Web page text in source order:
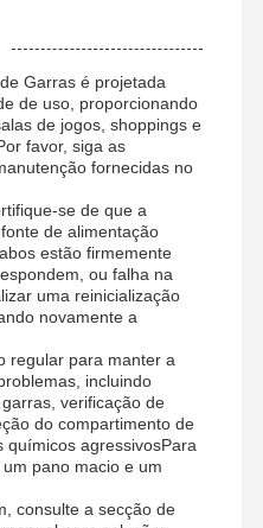
Garras é projetada
de uso, proporcionando
de jogos, shoppings e
favor, siga as
fornecidas no
se de que a
de alimentação
estão firmemente
ou falha na
uma reinicialização
novamente a
regular para manter a
incluindo
verificação de
do compartimento de
químicos agressivosPara
pano macio e um
consulte a secção de